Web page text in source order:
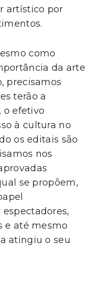
artístico por
como
da arte
precisamos
terão a
o efetivo
à cultura no
os editais são
nos
se propõem,
e até mesmo
atingiu o seu